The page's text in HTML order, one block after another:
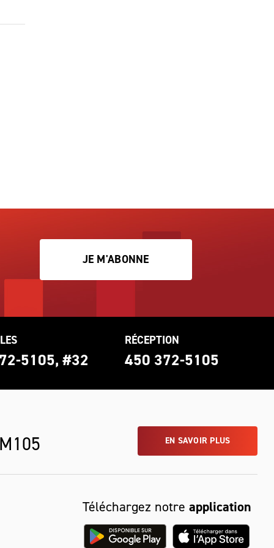
JE M'ABONNE
5105, #32
RÉCEPTION
450 372-5105
EN SAVOIR PLUS
Téléchargez notre application